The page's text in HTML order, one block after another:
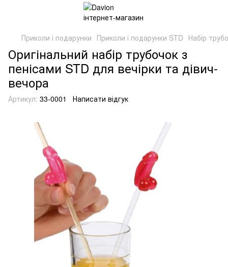
Приколи і подарунки Приколи і подарунки STD Набір
Оригінальний набір трубочок з
пенісами STD для вечірки та дівич-
вечора
Артикул: 33-0001 Написати відгук